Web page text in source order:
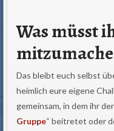
Was müsst
Das bleibt euch selbst
heimlich eure eigene
gemeinsam, in dem ihr der
Gruppe“ beitretet oder